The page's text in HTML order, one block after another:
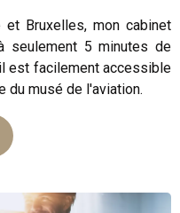
et Bruxelles, mon cabinet
seulement 5 minutes de
est facilement accessible
du musé de l'aviation.